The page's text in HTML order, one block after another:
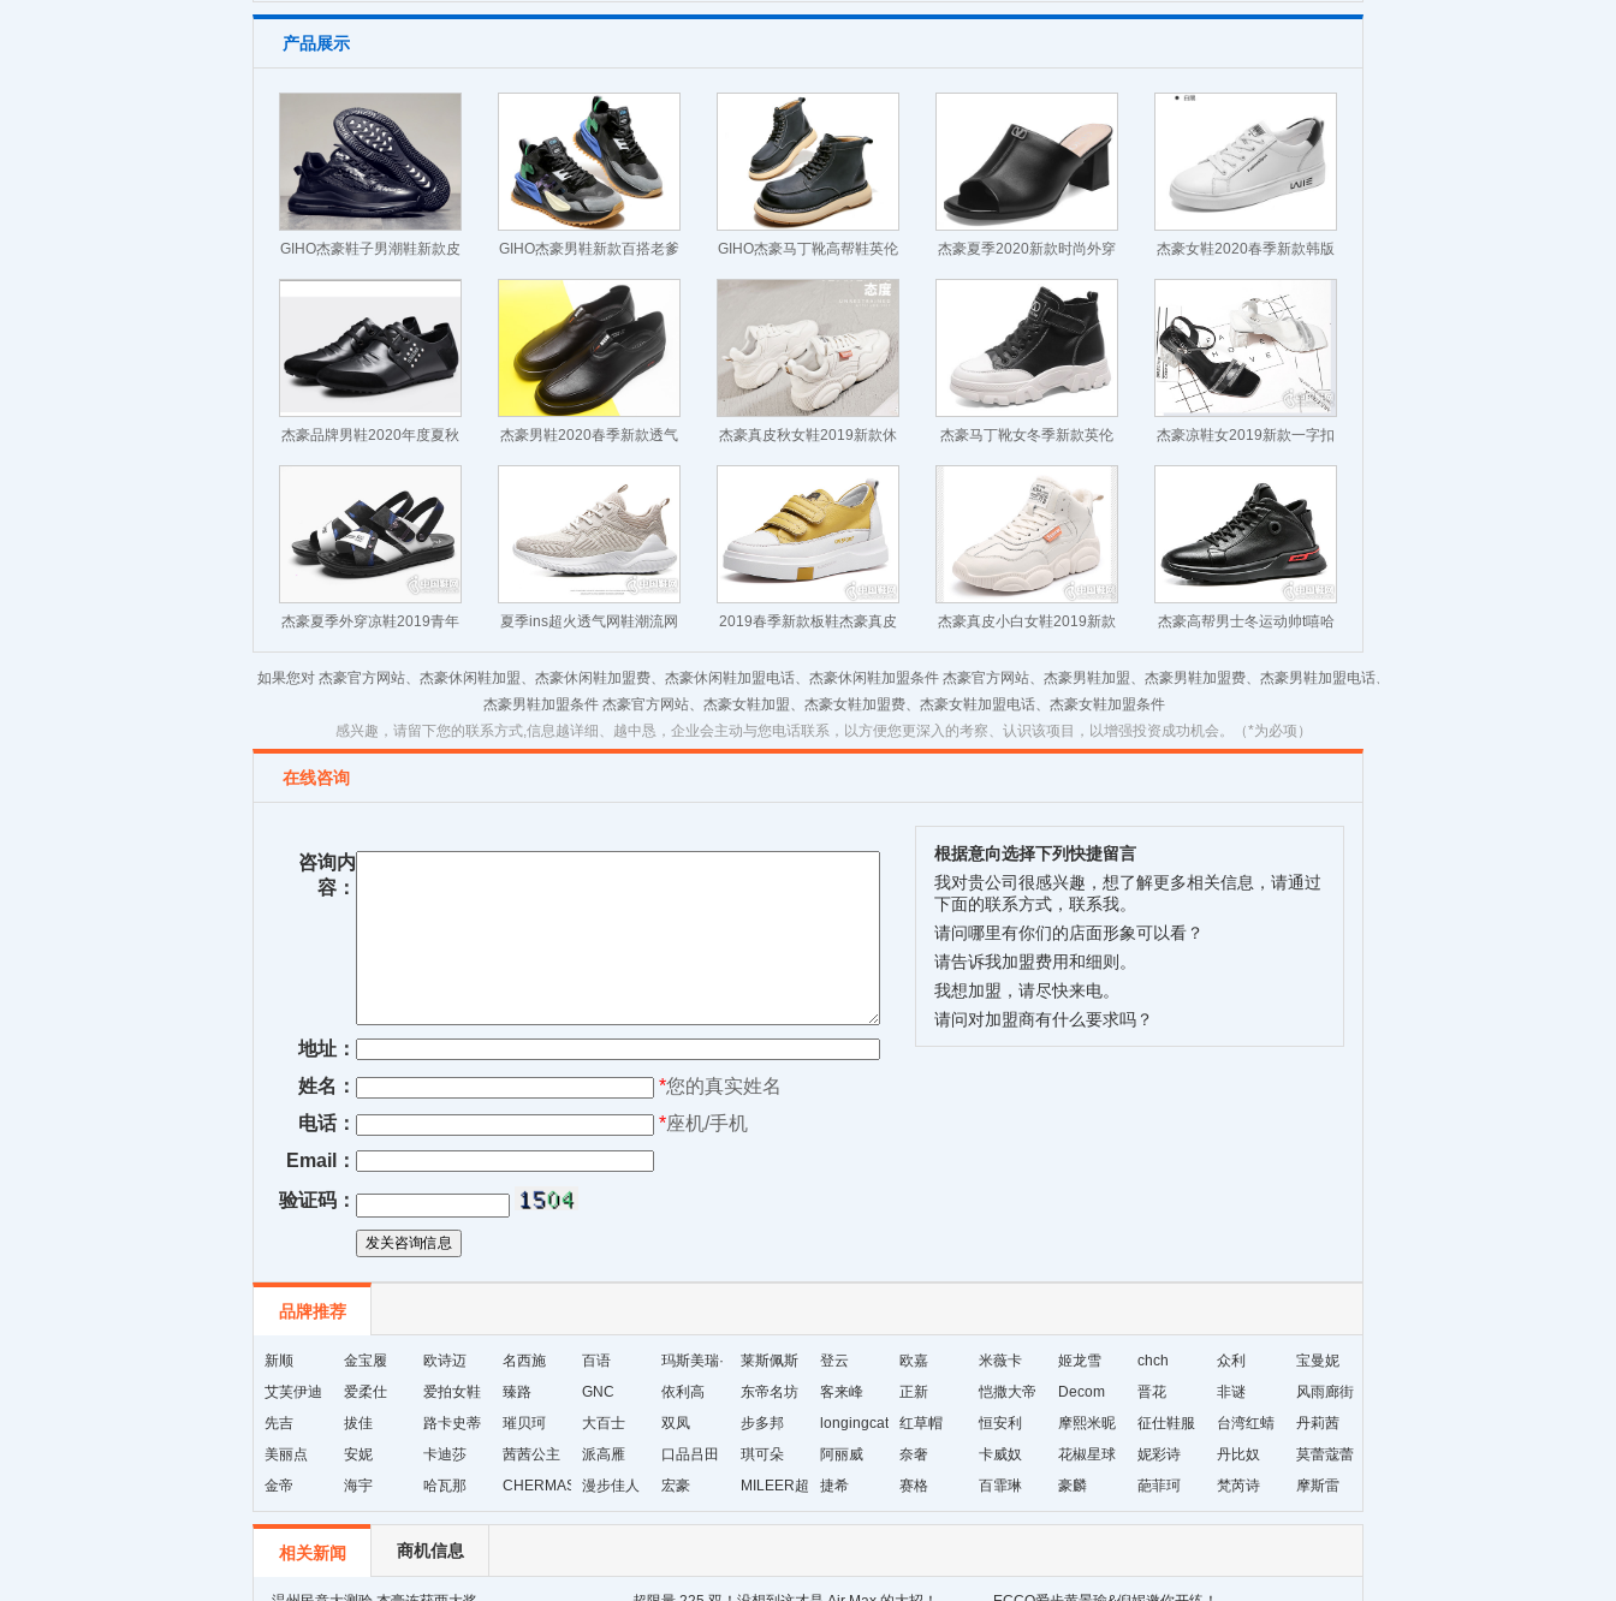
产品展示
GIHO杰豪鞋子男潮鞋新款皮
鞋男士黑色运动休闲鞋
GIHO杰豪男鞋新款百搭老爹
鞋男士运动休闲鞋子男潮
GIHO杰豪马丁靴高帮鞋英伦
百搭工装靴
杰豪夏季2020新款时尚外穿
粗跟凉拖鞋
杰豪女鞋2020春季新款韩版
百搭小白鞋
杰豪品牌男鞋2020年度夏秋
日常休闲男士真皮鞋
杰豪男鞋2020春季新款透气
男鞋真皮舒适百搭
杰豪真皮秋女鞋2019新款休
闲鞋百搭小熊鞋
杰豪马丁靴女冬季新款英伦
风真皮短靴
杰豪凉鞋女2019新款一字扣
带高跟鞋
杰豪夏季外穿凉鞋2019青年
罗马凉鞋
夏季ins超火透气网鞋潮流网
红运动鞋
2019春季新款板鞋杰豪真皮
小白鞋
杰豪真皮小白女鞋2019新款
老爹鞋
杰豪高帮男士冬运动帅t嘻哈
鞋皮鞋
如果您对 杰豪官方网站、杰豪休闲鞋加盟、杰豪休闲鞋加盟费、杰豪休闲鞋加盟电话、杰豪休闲鞋加盟条件 杰豪官方网站、杰豪男鞋加盟、杰豪男鞋加盟费、杰豪男鞋加盟电话、
杰豪男鞋加盟条件 杰豪官方网站、杰豪女鞋加盟、杰豪女鞋加盟费、杰豪女鞋加盟电话、杰豪女鞋加盟条件
感兴趣，请留下您的联系方式,信息越详细、越中恳，企业会主动与您电话联系，以方便您更深入的考察、认识该项目，以增强投资成功机会。（*为必项）
在线咨询
咨询内
容：
地址：
姓名：
*您的真实姓名
电话：
*座机/手机
Email：
验证码：
根据意向选择下列快捷留言
我对贵公司很感兴趣，想了解更多相关信息，请通过
下面的联系方式，联系我。
请问哪里有你们的店面形象可以看？
请告诉我加盟费用和细则。
我想加盟，请尽快来电。
请问对加盟商有什么要求吗？
品牌推荐
新顺 金宝履 欧诗迈 名西施 百语
玛斯美瑞·
琳
莱斯佩斯 登云 欧嘉 米薇卡 姬龙雪 chch 众利
宝曼妮
艾芙伊迪
爱柔仕 爱拍女鞋 臻路 GNC 依利高 东帝名坊 客来峰 正新 恺撒大帝 Decom 晋花 非谜
风雨廊街
先吉
拔佳
路卡史蒂
芙
璀贝珂 大百士 双凤 步多邦 longingcat 红草帽 恒安利 摩熙米昵 征仕鞋服
台湾红蜻
蜓
丹莉茜
美丽点
安妮 卡迪莎 茜茜公主 派高雁 口品吕田 琪可朵 阿丽威 奈奢 卡威奴 花椒星球 妮彩诗 丹比奴
莫蕾蔻蕾
金帝
海宇 哈瓦那 CHERMAS&KAETH
漫步佳人 宏豪
MILEER超
级店
捷希 赛格 百霏琳 豪麟 葩菲珂 梵芮诗 摩斯雷
相关新闻 商机信息